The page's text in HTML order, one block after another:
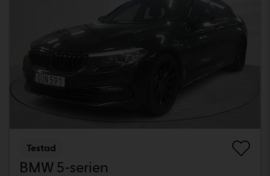
Testad
BMW 5-serien